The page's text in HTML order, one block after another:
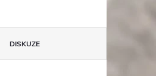
DISKUZE